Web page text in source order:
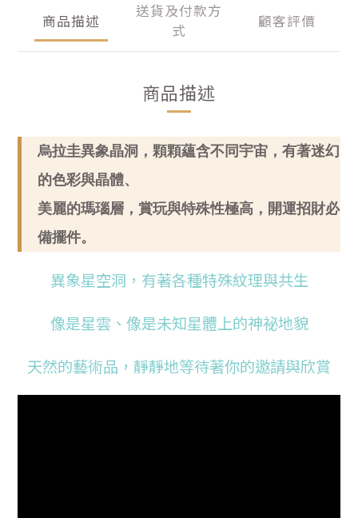
商品描述
送貨及付款方
式
顧客評價
商品描述
烏拉圭異象晶洞，顆顆蘊含不同宇宙，有著迷幻
的色彩與晶體、
美麗的瑪瑙層，賞玩與特殊性極高，開運招財必
備擺件。
異象星空洞，有著各種特殊紋理與共生
像是星雲、像是未知星體上的神祕地貌
天然的藝術品，靜靜地等待著你的邀請與欣賞